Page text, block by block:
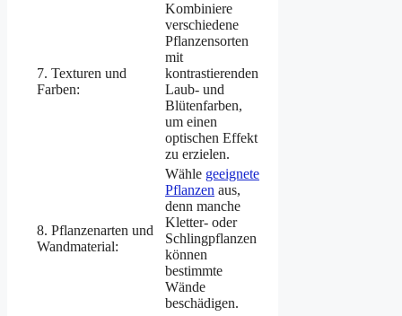
7. Texturen und
Farben:
Kombiniere
verschiedene
Pflanzensorten
mit
kontrastierenden
Laub- und
Blütenfarben,
um einen
optischen Effekt
zu erzielen.
8. Pflanzenarten und
Wandmaterial:
Wähle geeignete
Pflanzen aus,
denn manche
Kletter- oder
Schlingpflanzen
können
bestimmte
Wände
beschädigen.